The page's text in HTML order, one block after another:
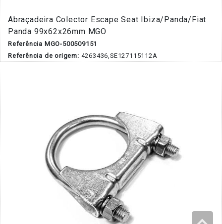
Abraçadeira Colector Escape Seat Ibiza/Panda/Fiat
Panda 99x62x26mm MGO
Referência MGO-500509151
Referência de origem: 4263436,SE127115112A